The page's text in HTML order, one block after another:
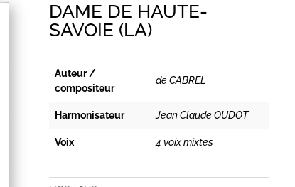
DAME DE HAUTE-
SAVOIE (LA)
Auteur /
compositeur
de CABREL
Harmonisateur Jean Claude OUDOT
Voix 4 voix mixtes